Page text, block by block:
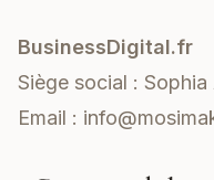
BusinessDigital.fr
Siège social :
Email :